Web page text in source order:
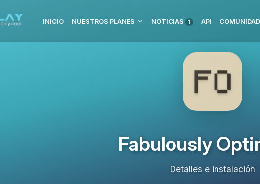
INICIO NUESTROS PLANES NOTICIAS 1 API COMUNIDAD
Fabulously
Detalles e instalación